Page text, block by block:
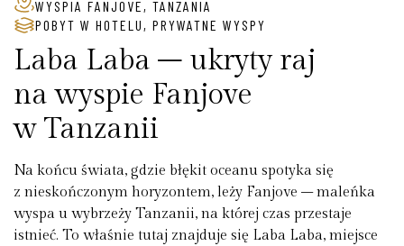
WYSPIA FANJOVE, TANZANIA
POBYT W HOTELU , PRYWATNE WYSPY
Laba Laba – ukryty raj
na wyspie Fanjove
w Tanzanii
Na końcu świata, gdzie błękit oceanu spotyka się
z nieskończonym horyzontem, leży Fanjove – maleńka
wyspa u wybrzeży Tanzanii, na której czas przestaje
istnieć. To właśnie tutaj znajduje się Laba Laba, miejsce